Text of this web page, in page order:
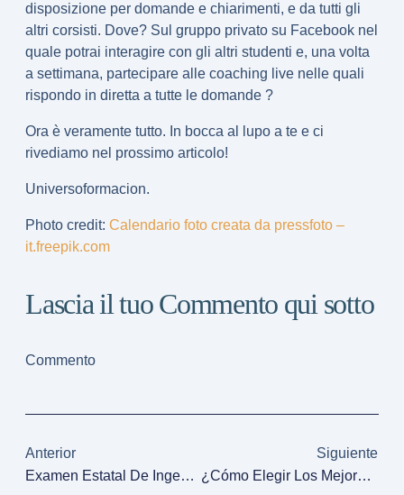
disposizione per domande e chiarimenti, e da tutti gli
altri corsisti. Dove? Sul gruppo privato su Facebook nel
quale potrai interagire con gli altri studenti e, una volta
a settimana, partecipare alle coaching live nelle quali
rispondo in diretta a tutte le domande ?
Ora è veramente tutto. In bocca al lupo a te e ci
rivediamo nel prossimo articolo!
Universoformacion.
Photo credit:Calendario foto creata da pressfoto –
it.freepik.com
Lascia il tuo Commento qui sotto
Commento
Anterior
Examen Estatal De Ingeniería Cómo Estudiar: ¡4 Consejos Súper Útiles!
Siguiente
¿Cómo Elegir Los Mejores Campos Para Las Competiciones?